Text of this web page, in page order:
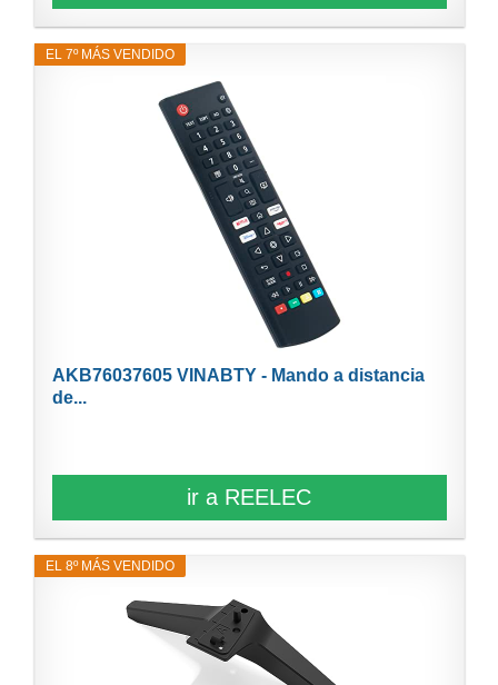
EL 7º MÁS VENDIDO
AKB76037605 VINABTY - Mando a distancia
de...
ir a REELEC
EL 8º MÁS VENDIDO